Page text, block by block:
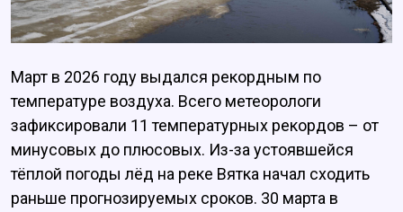
Март в 2026 году выдался рекордным по
температуре воздуха. Всего метеорологи
зафиксировали 11 температурных рекордов – от
минусовых до плюсовых. Из-за устоявшейся
тёплой погоды лёд на реке Вятка начал сходить
раньше прогнозируемых сроков. 30 марта в